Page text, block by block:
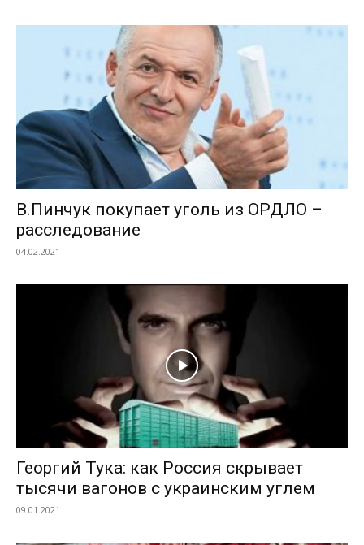
В.Пинчук покупает уголь из ОРДЛО –
расследование
04.02.2021
Георгий Тука: как Россия скрывает
тысячи вагонов с украинским углем
09.01.2021